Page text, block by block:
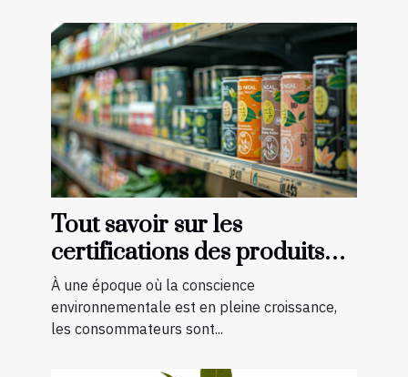
Tout savoir sur les
certifications des produits
bio et naturels
À une époque où la conscience
environnementale est en pleine croissance,
les consommateurs sont...